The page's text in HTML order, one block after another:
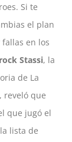
Si te
el plan
en los
Stassi, la
de La
reveló que
que jugó el
lista de